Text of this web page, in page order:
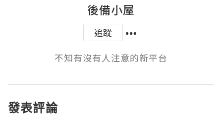
後備小屋
追蹤
不知有沒有人注意的新平台
發表評論